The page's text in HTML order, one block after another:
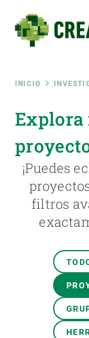
contenido
principal
Ruta
de
INICIO
Explora
¡Puedes
filtros
RRSS
INTRANET
menu
SOBRE NOSOTROS
INVESTIGACIÓN
ÚNETE A NOSOTROS
NOTICIAS Y